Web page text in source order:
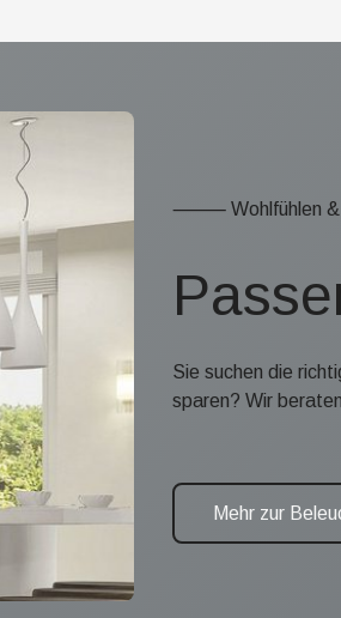
⸻ Wohlfühlen &
Sie suchen die
sparen? Wir
Mehr zur